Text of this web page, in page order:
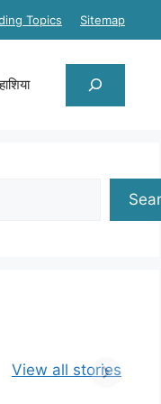
Topics Sitemap
हाशिया
View all stories